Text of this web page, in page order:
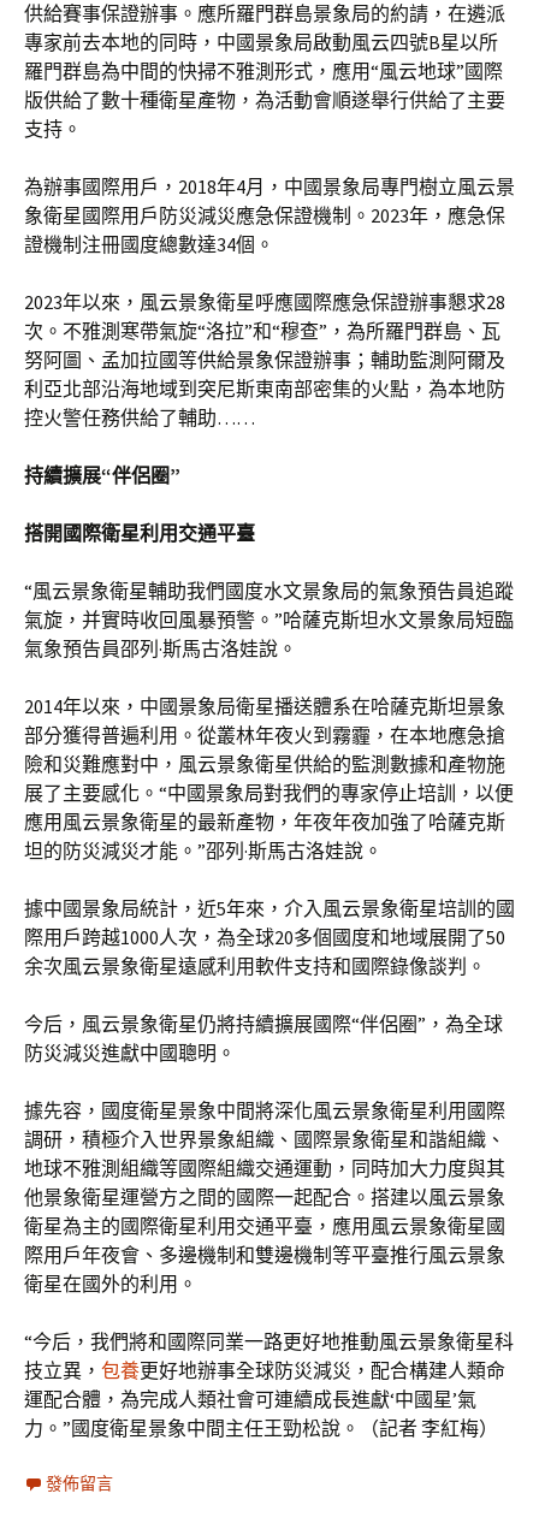
供給賽事保證辦事。應所羅門群島景象局的約請，在遴派
專家前去本地的同時，中國景象局啟動風云四號B星以所
羅門群島為中間的快掃不雅測形式，應用“風云地球”國際
版供給了數十種衛星產物，為活動會順遂舉行供給了主要
支持。
為辦事國際用戶，2018年4月，中國景象局專門樹立風云景
象衛星國際用戶防災減災應急保證機制。2023年，應急保
證機制注冊國度總數達34個。
2023年以來，風云景象衛星呼應國際應急保證辦事懇求28
次。不雅測寒帶氣旋“洛拉”和“穆查”，為所羅門群島、瓦
努阿圖、孟加拉國等供給景象保證辦事；輔助監測阿爾及
利亞北部沿海地域到突尼斯東南部密集的火點，為本地防
控火警任務供給了輔助……
持續擴展“伴侶圈”
搭開國際衛星利用交通平臺
“風云景象衛星輔助我們國度水文景象局的氣象預告員追蹤
氣旋，并實時收回風暴預警。”哈薩克斯坦水文景象局短臨
氣象預告員邵列·斯馬古洛娃說。
2014年以來，中國景象局衛星播送體系在哈薩克斯坦景象
部分獲得普遍利用。從叢林年夜火到霧霾，在本地應急搶
險和災難應對中，風云景象衛星供給的監測數據和產物施
展了主要感化。“中國景象局對我們的專家停止培訓，以便
應用風云景象衛星的最新產物，年夜年夜加強了哈薩克斯
坦的防災減災才能。”邵列·斯馬古洛娃說。
據中國景象局統計，近5年來，介入風云景象衛星培訓的國
際用戶跨越1000人次，為全球20多個國度和地域展開了50
余次風云景象衛星遠感利用軟件支持和國際錄像談判。
今后，風云景象衛星仍將持續擴展國際“伴侶圈”，為全球
防災減災進獻中國聰明。
據先容，國度衛星景象中間將深化風云景象衛星利用國際
調研，積極介入世界景象組織、國際景象衛星和諧組織、
地球不雅測組織等國際組織交通運動，同時加大力度與其
他景象衛星運營方之間的國際一起配合。搭建以風云景象
衛星為主的國際衛星利用交通平臺，應用風云景象衛星國
際用戶年夜會、多邊機制和雙邊機制等平臺推行風云景象
衛星在國外的利用。
“今后，我們將和國際同業一路更好地推動風云景象衛星科
技立異， 包養更好地辦事全球防災減災，配合構建人類命
運配合體，為完成人類社會可連續成長進獻‘中國星’氣
力。”國度衛星景象中間主任王勁松說。（記者 李紅梅）
發佈留言